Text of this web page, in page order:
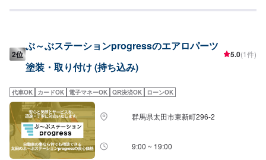
にお客様の大切な思い出を乗せた日常を彩る大切な相棒であり、熟練の職人
した上で、長年培った技術力を駆使して最適な方法のご提案をさせていただ
きます。スバル車に関しましては他社様でお断りされる様な内容でも承って
います。ぜひ、お問い合わせください！--------------------------------------------------
だければ作業開始【4】仕上がり次第納車-----納期について-----納期は通常1週
間程度で納車となります。納期は前後する場合がございます。予め、ご了承
ください。-----パーツ持ち込みについて-----パーツの持ち込み可能です。オフ
ァーにて詳細をお願い致します。-----代車について-----無料の代車をご用意し
ています。お車の作業中は代車をご利用ください。※代車の燃料代はお客様に
ご負担いただいております。-----ご来店時の注意、受付方法-----当工場は竹の
くら様を過ぎ左手にMMM様の看板がある所を右折していただければ工場があ
2位
ぶ～ぶステーションprogressのエアロパーツ
塗装・取り付け (持ち込み)
5.0(1件)
代車OK カードOK 電子マネーOK QR決済OK ローンOK
群馬県太田市東新町296-2
9:00 ~ 19:00